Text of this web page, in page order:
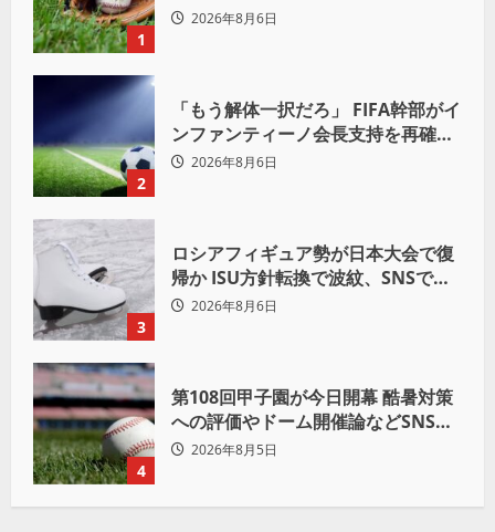
1
せず借金「22」
2026年8月6日
2
「もう解体一択だろ」 FIFA幹部がイ
ンファンティーノ会長支持を再確認
も 批判収まらず
2026年8月6日
3
ロシアフィギュア勢が日本大会で復
帰か ISU方針転換で波紋、SNSでは
賛否両論
2026年8月6日
4
第108回甲子園が今日開幕 酷暑対策
への評価やドーム開催論などSNSで
議論も
2026年8月5日